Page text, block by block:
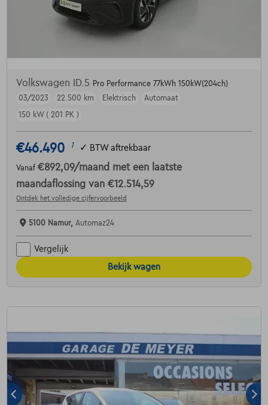
Volkswagen ID.5 Pro Performance 77kWh 150kW(204ch)
03/2023
22.500 km Elektrisch
Automaat
150 kW ( 201 PK )
€46.490 1 ✓ BTW aftrekbaar
Vanaf €892,09/maand met een laatste
maandaflossing van €12.514,59
Ontdek het volledige cijfervoorbeeld
5100 Namur, Automaz24
Vergelijk
Bekijk wagen